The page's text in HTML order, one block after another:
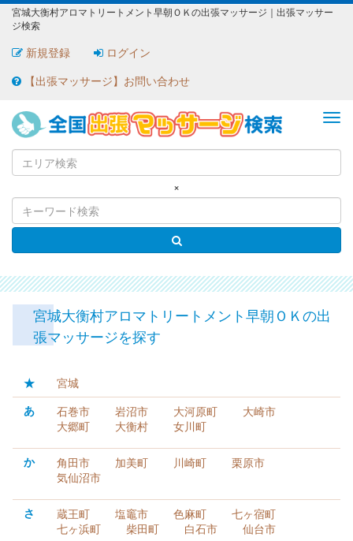
宮城大衡村アロマトリートメント早朝ＯＫの出張マッサージ｜出張マッサー
ジ検索
新規登録
ログイン
【出張マッサージ】お問い合わせ
×
宮城大衡村アロマトリートメント早朝ＯＫの出
張マッサージを探す
★
宮城
あ
石巻市 岩沼市 大河原町
大崎市
大郷町
大衡村 女川町
か 角田市 加美町 川崎町
栗原市
気仙沼市
さ 蔵王町 塩竈市 色麻町
七ヶ宿町
七ヶ浜町
柴田町 白石市 仙台市